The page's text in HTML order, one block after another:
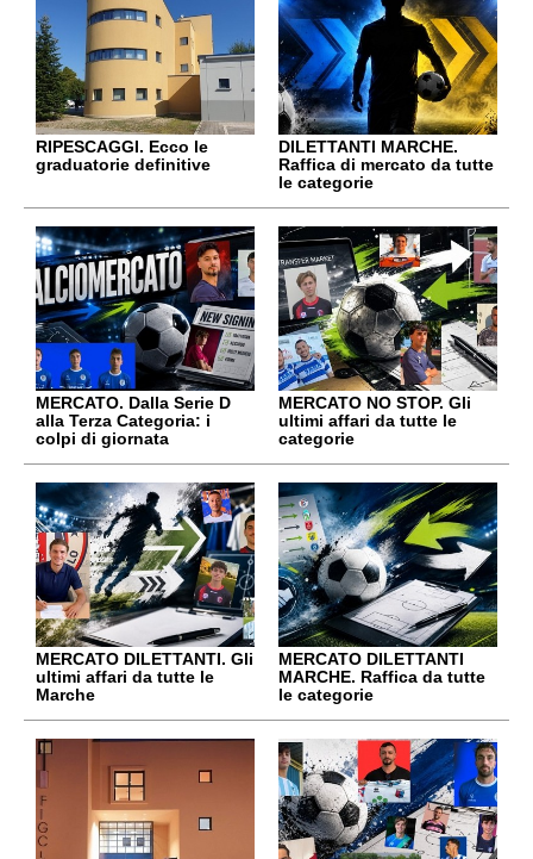
RIPESCAGGI. Ecco le
graduatorie definitive
DILETTANTI MARCHE.
Raffica di mercato da tutte
le categorie
MERCATO. Dalla Serie D
alla Terza Categoria: i
colpi di giornata
MERCATO NO STOP. Gli
ultimi affari da tutte le
categorie
MERCATO DILETTANTI. Gli
ultimi affari da tutte le
Marche
MERCATO DILETTANTI
MARCHE. Raffica da tutte
le categorie